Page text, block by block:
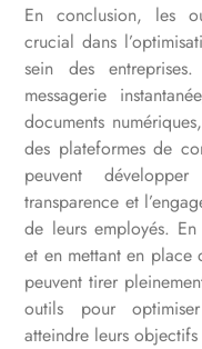
En conclusion, les
crucial dans
sein des
messagerie
documents
des plateformes de
peuvent
transparence et
de leurs employés.
et en mettant en place
peuvent tirer
outils pour
atteindre leurs